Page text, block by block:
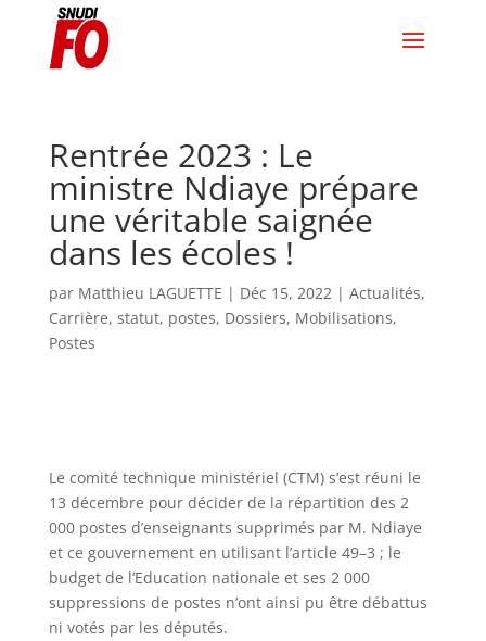
Rentrée 2023 : Le
ministre Ndiaye prépare
une véritable saignée
dans les écoles !
par Matthieu LAGUETTE | Déc 15, 2022| Actualités,
Carrière, statut, postes, Dossiers, Mobilisations,
Postes
Le comité technique ministériel (CTM) s’est réuni le
13 décembre pour décider de la répartition des 2
000 postes d’enseignants supprimés par M. Ndiaye
et ce gouvernement en utilisant l’article 49–3 ; le
budget de l’Education nationale et ses 2 000
suppressions de postes n’ont ainsi pu être débattus
ni votés par les députés.